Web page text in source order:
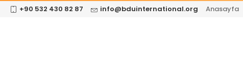
+90 532 430 82 87 info@bduinternational.org Anasayfa